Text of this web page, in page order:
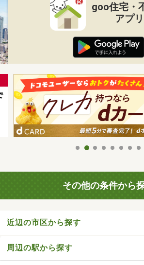
goo住宅・
アプリ
その他の条件から
近辺の市区から探す
周辺の駅から探す